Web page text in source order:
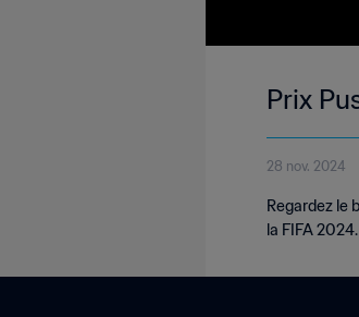
Prix
28 nov. 2024
Regardez le
la FIFA 2024.